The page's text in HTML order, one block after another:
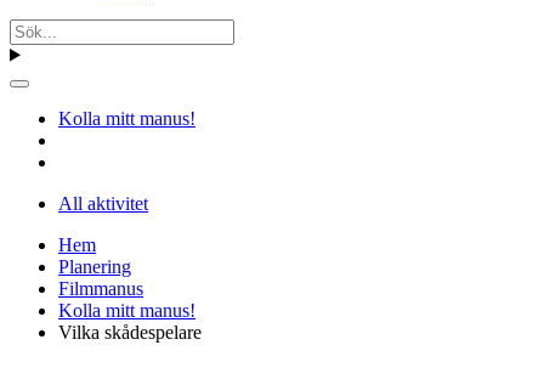
Kolla mitt manus!
All aktivitet
Hem
Planering
Filmmanus
Kolla mitt manus!
Vilka skådespelare